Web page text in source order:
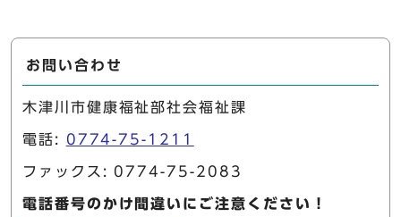
お問い合わせ
木津川市健康福祉部社会福祉課
電話: 0774-75-1211
ファックス: 0774-75-2083
電話番号のかけ間違いにご注意ください！